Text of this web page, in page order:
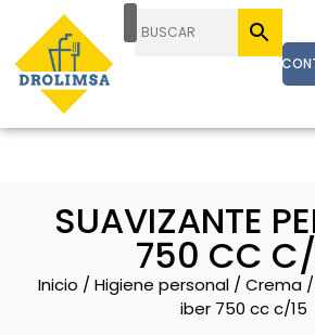
SUAVIZANTE
750 CC
Inicio / Higiene personal / Crema
iber 750 cc c/15